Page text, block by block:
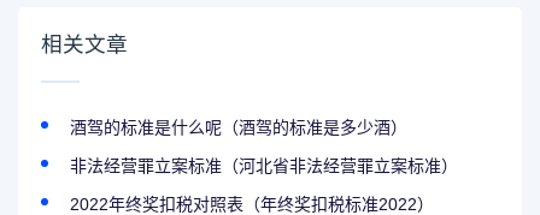
相关文章
酒驾的标准是什么呢（酒驾的标准是多少酒）
非法经营罪立案标准（河北省非法经营罪立案标准）
2022年终奖扣税对照表（年终奖扣税标准2022）